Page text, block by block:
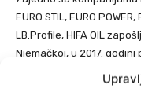
EURO STIL, EURO
LB.Profile, HIFA OIL
Njemačkoj, u 2017.